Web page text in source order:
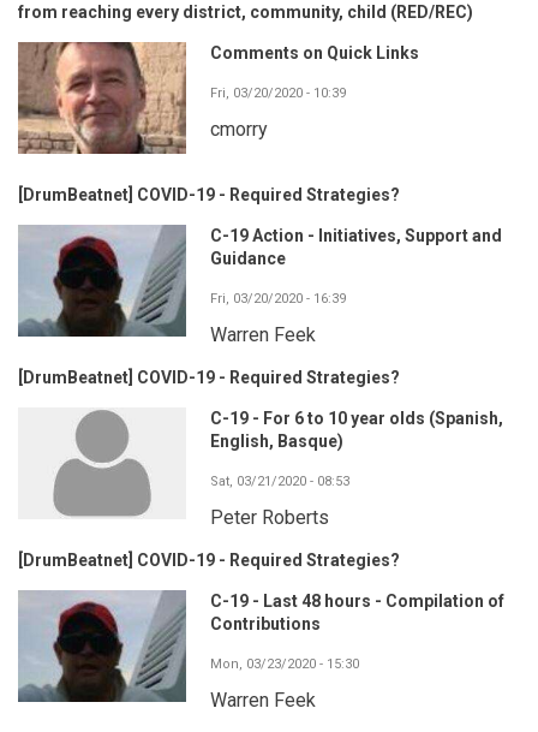
from reaching every district, community, child (RED/REC)
Comments on Quick Links
Fri, 03/20/2020 - 10:39
cmorry
[DrumBeatnet] COVID-19 - Required Strategies?
C-19 Action - Initiatives, Support and
Guidance
Fri, 03/20/2020 - 16:39
Warren Feek
[DrumBeatnet] COVID-19 - Required Strategies?
C-19 - For 6 to 10 year olds (Spanish,
English, Basque)
Sat, 03/21/2020 - 08:53
Peter Roberts
[DrumBeatnet] COVID-19 - Required Strategies?
C-19 - Last 48 hours - Compilation of
Contributions
Mon, 03/23/2020 - 15:30
Warren Feek